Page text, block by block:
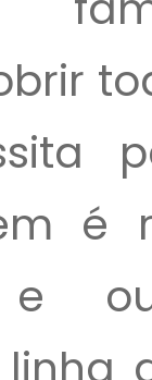
é
e